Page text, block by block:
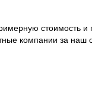
стоимость
компании за